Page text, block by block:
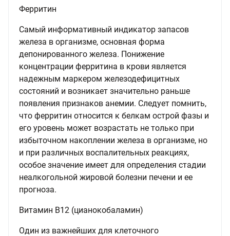
Ферритин
Самый информативный индикатор запасов
железа в организме, основная форма
депонированного железа. Понижение
концентрации ферритина в крови является
надежным маркером железодефицитных
состояний и возникает значительно раньше
появления признаков анемии. Следует помнить,
что ферритин относится к белкам острой фазы и
его уровень может возрастать не только при
избыточном накоплении железа в организме, но
и при различных воспалительных реакциях,
особое значение имеет для определения стадии
неалкогольной жировой болезни печени и ее
прогноза.
Витамин В12 (цианокобаламин)
Один из важнейших для клеточного